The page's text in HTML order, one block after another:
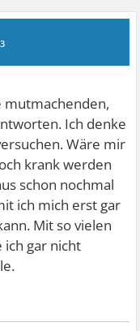
mutmachenden,
Ich denke
Wäre mir
krank werden
schon nochmal
ich mich erst gar
Mit so vielen
gar nicht